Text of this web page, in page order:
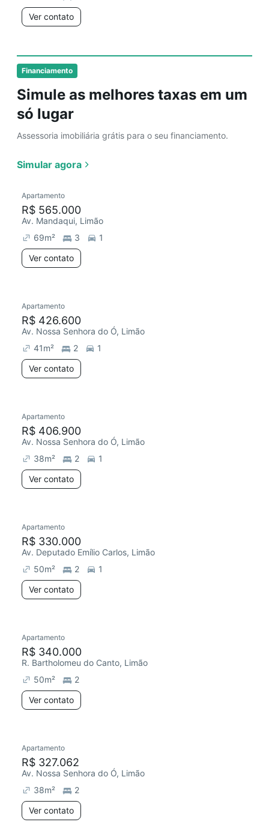
Financiamento
Simule as melhores taxas em um
só lugar
Assessoria imobiliária grátis para o seu financiamento.
Simular agora
Ver contato
Apartamento
R$ 565.000
Av. Mandaqui, Limão
69m² 3
1
Ver contato
Apartamento
R$ 426.600
Av. Nossa Senhora do Ó, Limão
41m² 2
1
Ver contato
Apartamento
R$ 406.900
Av. Nossa Senhora do Ó, Limão
38m² 2
1
Ver contato
Apartamento
R$ 330.000
Av. Deputado Emílio Carlos, Limão
50m² 2
1
Ver contato
Apartamento
R$ 340.000
R. Bartholomeu do Canto, Limão
50m²
2
Ver contato
Apartamento
R$ 327.062
Av. Nossa Senhora do Ó, Limão
38m²
2
Ver contato